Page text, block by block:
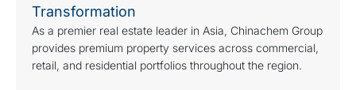
Transformation
As a premier real estate leader in Asia, Chinachem Group
provides premium property services across commercial,
retail, and residential portfolios throughout the region.